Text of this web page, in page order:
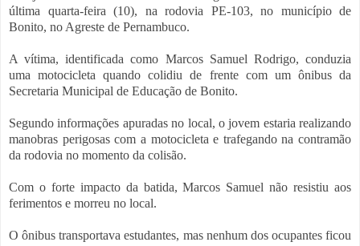
última quarta-feira (10), na rodovia PE-103, no município de
Bonito, no Agreste de Pernambuco.
A vítima, identificada como Marcos Samuel Rodrigo, conduzia
uma motocicleta quando colidiu de frente com um ônibus da
Secretaria Municipal de Educação de Bonito.
Segundo informações apuradas no local, o jovem estaria realizando
manobras perigosas com a motocicleta e trafegando na contramão
da rodovia no momento da colisão.
Com o forte impacto da batida, Marcos Samuel não resistiu aos
ferimentos e morreu no local.
O ônibus transportava estudantes, mas nenhum dos ocupantes ficou